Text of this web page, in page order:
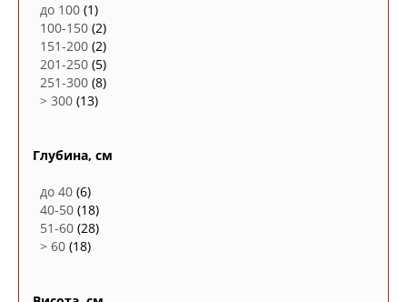
до 100 (1)
100-150 (2)
151-200 (2)
201-250 (5)
251-300 (8)
> 300 (13)
Глубина, см
до 40 (6)
40-50 (18)
51-60 (28)
> 60 (18)